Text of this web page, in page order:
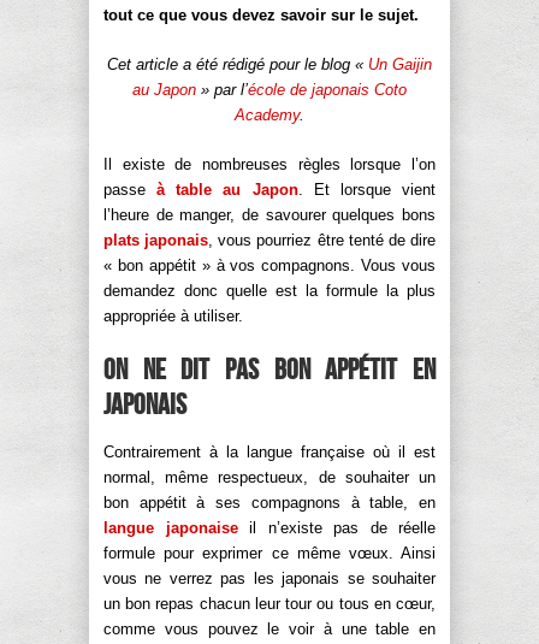
tout ce que vous devez savoir sur le sujet.
Cet article a été rédigé pour le blog « Un Gaijin
au Japon » par l’école de japonais Coto
Academy.
Il existe de nombreuses règles lorsque l’on
passeà table au Japon. Et lorsque vient
l’heure de manger, de savourer quelques bons
plats japonais, vous pourriez être tenté de dire
« bon appétit » à vos compagnons. Vous vous
demandez donc quelle est la formule la plus
appropriée à utiliser.
On ne dit pas bon appétit en
japonais
Contrairement à la langue française où il est
normal, même respectueux, de souhaiter un
bon appétit à ses compagnons à table, en
langue japonaiseil n’existe pas de réelle
formule pour exprimer ce même vœux. Ainsi
vous ne verrez pas les japonais se souhaiter
un bon repas chacun leur tour ou tous en cœur,
comme vous pouvez le voir à une table en